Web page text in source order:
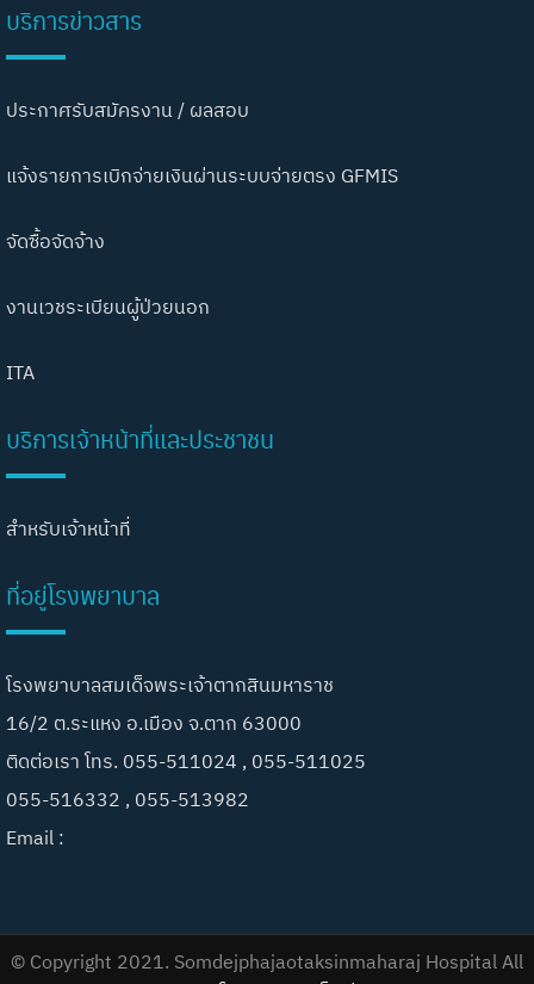
บริการข่าวสาร
ประกาศรับสมัครงาน / ผลสอบ
แจ้งรายการเบิกจ่ายเงินผ่านระบบจ่ายตรง GFMIS
จัดซื้อจัดจ้าง
งานเวชระเบียนผู้ป่วยนอก
ITA
บริการเจ้าหน้าที่และประชาชน
สำหรับเจ้าหน้าที่
ที่อยู่โรงพยาบาล
โรงพยาบาลสมเด็จพระเจ้าตากสินมหาราช
16/2 ต.ระแหง อ.เมือง จ.ตาก 63000
ติดต่อเรา โทร. 055-511024 , 055-511025
055-516332 , 055-513982
Email :
© Copyright 2021. Somdejphajaotaksinmaharaj Hospital All